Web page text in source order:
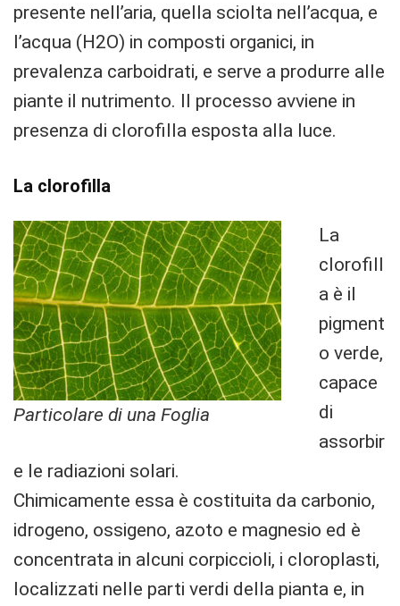
presente nell’aria, quella sciolta nell’acqua, e
l’acqua (H2O) in composti organici, in
prevalenza carboidrati, e serve a produrre alle
piante il nutrimento. Il processo avviene in
presenza di clorofilla esposta alla luce.
La clorofilla
Particolare di una Foglia
La
clorofill
a è il
pigment
o verde,
capace
di
assorbir
e le radiazioni solari.
Chimicamente essa è costituita da carbonio,
idrogeno, ossigeno, azoto e magnesio ed è
concentrata in alcuni corpiccioli, i cloroplasti,
localizzati nelle parti verdi della pianta e, in